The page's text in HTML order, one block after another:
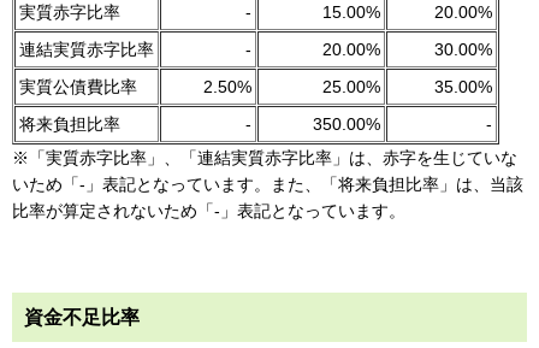
実質赤字比率
- 15.00%
20.00%
連結実質赤字比率
- 20.00%
30.00%
実質公債費比率
2.50% 25.00%
35.00%
将来負担比率
- 350.00%
-
※「実質赤字比率」、「連結実質赤字比率」は、赤字を生じていな
いため「-」表記となっています。また、「将来負担比率」は、当該
比率が算定されないため「-」表記となっています。
資金不足比率